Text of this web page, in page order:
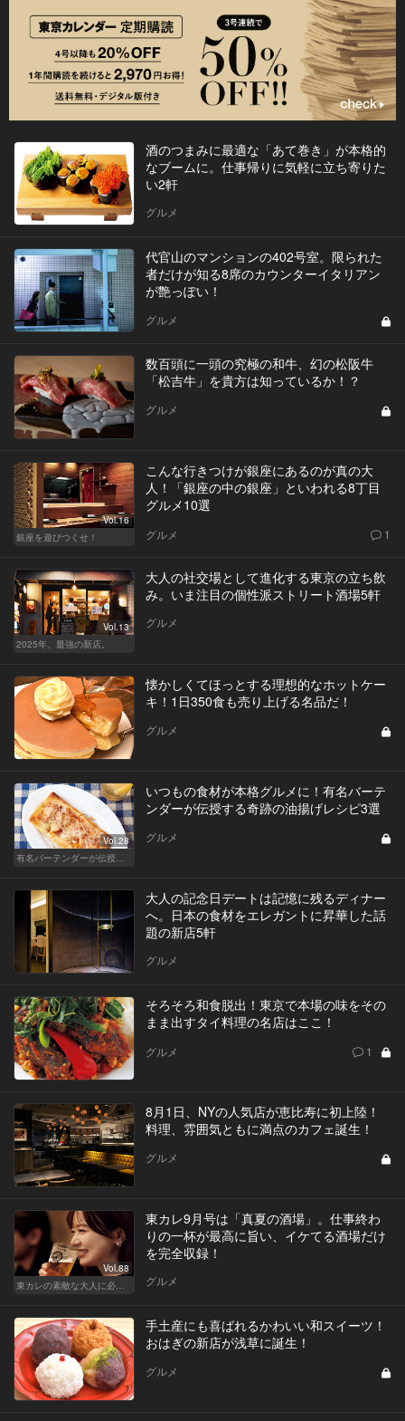
酒のつまみに最適な「あて巻き」が本格的
なブームに。仕事帰りに気軽に立ち寄りた
い2軒
グルメ
代官山のマンションの402号室。限られた
者だけが知る8席のカウンターイタリアン
が艶っぽい！
グルメ
数百頭に一頭の究極の和牛、幻の松阪牛
「松吉牛」を貴方は知っているか！？
グルメ
Vol.16
銀座を遊びつくせ！
こんな行きつけが銀座にあるのが真の大
人！「銀座の中の銀座」といわれる8丁目
グルメ10選
グルメ 1
Vol.13
2025年、最強の新店。
大人の社交場として進化する東京の立ち飲
み。いま注目の個性派ストリート酒場5軒
グルメ
懐かしくてほっとする理想的なホットケー
キ！1日350食も売り上げる名品だ！
グルメ
Vol.28
いつもの食材が本格グルメに！有名バーテ
ンダーが伝授する奇跡の油揚げレシピ3選
グルメ
大人の記念日デートは記憶に残るディナー
へ。日本の食材をエレガントに昇華した話
題の新店5軒
グルメ
そろそろ和食脱出！東京で本場の味をその
まま出すタイ料理の名店はここ！
グルメ 1
8月1日、NYの人気店が恵比寿に初上陸！
料理、雰囲気ともに満点のカフェ誕生！
グルメ
Vol.88
東カレ9月号は「真夏の酒場」。仕事終わ
りの一杯が最高に旨い、イケてる酒場だけ
を完全収録！
グルメ
手土産にも喜ばれるかわいい和スイーツ！
おはぎの新店が浅草に誕生！
グルメ